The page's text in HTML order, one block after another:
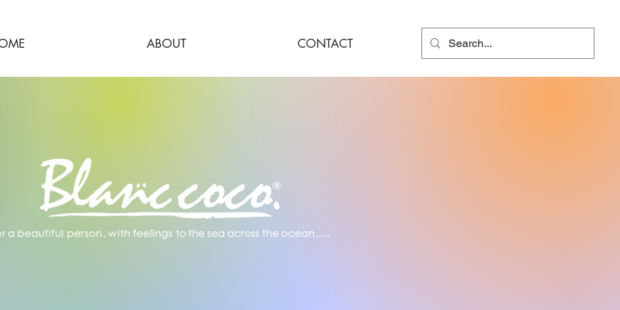
ABOUT CONTACT